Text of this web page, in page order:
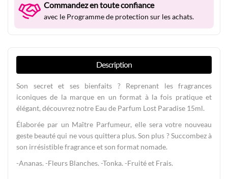
Commandez en toute confiance
avec le Programme de protection sur les achats.
Description
Son secret et ses bienfaits ? Reprenant les fragrances
iconiques de la marque en un format à la fois pratique et
élégant, découvrez notre Eau de Parfum Lost Paradise 15ml.
Élaborée par un Maître Parfumeur, elle sera votre nouveau
geste beauté qui ne vous quittera plus. Son plus ? Succombez à
son irrésistible fragrance et son format nomade.
-Ananas. -Fleurs Blanches. -Tonka. -Fruité et Frais.